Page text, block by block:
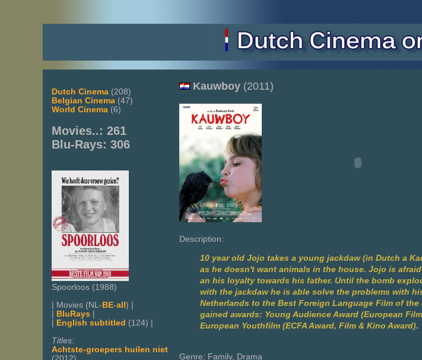
Dutch Cinema (208)
Belgian Cinema (47)
World Cinema (6)
Movies..: 261
Blu-Rays: 306
Spoorloos (1988)
| Movies (NL- BE-all ) |
BluRays
English subtitled (124) |
Titles:
Achtste-groepers huilen niet
Kauwboy (2011)
Description:
10 year old Jojo takes a young jackdaw (in Dutch a
as he doesn't want animals in the house. Jojo is
an his loyalty towards his father. Until the bomb
with the jackdaw he is able solve the problems with
Netherlands to the Best Foreign Language Film of the
gained awards: Young Audience Award (European
European Youthfilm (ECFA Award, Film & Kino Award).
Genre: Family, Drama